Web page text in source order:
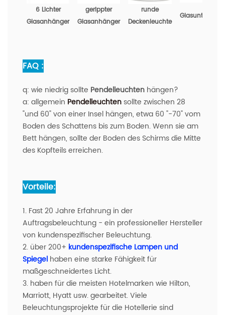
6 Lichter
Glasanhänger
gerippter
Glasanhänger
runde
Deckenleuchte
Glasunterputz
FAQ :
q: wie niedrig sollte Pendelleuchten hängen?
a: allgemein Pendelleuchtensollte zwischen 28
"und 60" von einer Insel hängen, etwa 60 "-70" vom
Boden des Schattens bis zum Boden. Wenn sie am
Bett hängen, sollte der Boden des Schirms die Mitte
des Kopfteils erreichen.
Vorteile:
1. Fast 20 Jahre Erfahrung in der
Auftragsbeleuchtung - ein professioneller Hersteller
von kundenspezifischer Beleuchtung.
2. über 200+ kundenspezifische Lampen und
Spiegel haben eine starke Fähigkeit für
maßgeschneidertes Licht.
3. haben für die meisten Hotelmarken wie Hilton,
Marriott, Hyatt usw. gearbeitet. Viele
Beleuchtungsprojekte für die Hotellerie sind